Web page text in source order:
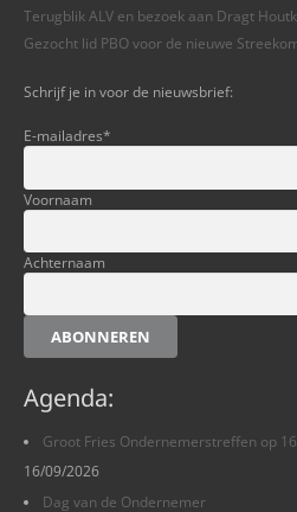
Terugblik ALV en bezoek aan Dragt
Gezocht lid PBO voor de nieuwe
Schrijf je in voor de nieuwsbrief:
E-mailadres*
Voornaam
Achternaam
ABONNEREN
Agenda:
Groot Fries Ondernemerstreffen op
16/09/2026
Dag van de Ondernemer